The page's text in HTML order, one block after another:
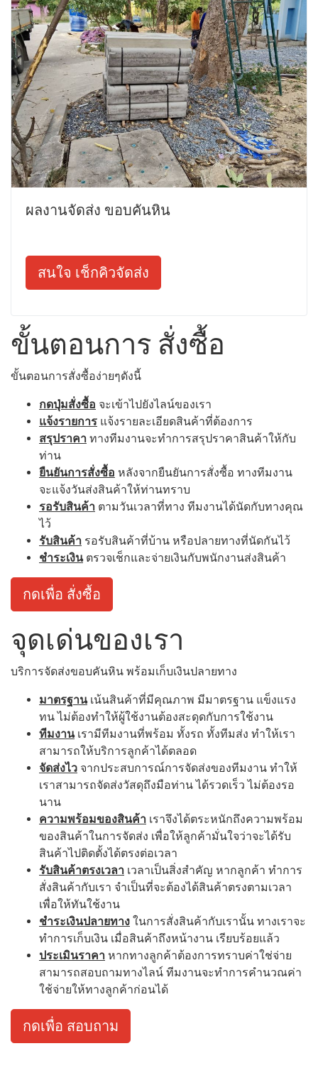
ผลงานจัดส่ง ขอบคันหิน
สนใจ เช็กคิวจัดส่ง
ขั้นตอนการ สั่งซื้อ
ขั้นตอนการสั่งซื้อง่ายๆดังนี้
กดปุ่มสั่งซื้อ จะเข้าไปยังไลน์ของเรา
แจ้งรายการ แจ้งรายละเอียดสินค้าที่ต้องการ
สรุปราคา ทางทีมงานจะทำการสรุปราคาสินค้าให้กับ
ท่าน
ยืนยันการสั่งซื้อ หลังจากยืนยันการสั่งซื้อ ทางทีมงาน
จะแจ้งวันส่งสินค้าให้ท่านทราบ
รอรับสินค้า ตามวันเวลาที่ทาง ทีมงานได้นัดกับทางคุณ
ไว้
รับสินค้า รอรับสินค้าที่บ้าน หรือปลายทางที่นัดกันไว้
ชำระเงินตรวจเช็กและจ่ายเงินกับพนักงานส่งสินค้า
กดเพื่อ สั่งซื้อ
จุดเด่นของเรา
บริการจัดส่งขอบคันหิน พร้อมเก็บเงินปลายทาง
มาตรฐานเน้นสินค้าที่มีคุณภาพ มีมาตรฐาน แข็งแรง
ทน ไม่ต้องทำให้ผู้ใช้งานต้องสะดุดกับการใช้งาน
ทีมงานเรามีทีมงานที่พร้อม ทั้งรถ ทั้งทีมส่ง ทำให้เรา
สามารถให้บริการลูกค้าได้ตลอด
จัดส่งไว จากประสบการณ์การจัดส่งของทีมงาน ทำให้
เราสามารถจัดส่งวัสดุถึงมือท่าน ได้รวดเร็ว ไม่ต้องรอ
นาน
ความพร้อมของสินค้า เราจึงได้ตระหนักถึงความพร้อม
ของสินค้าในการจัดส่ง เพื่อให้ลูกค้ามั่นใจว่าจะได้รับ
สินค้าไปติดตั้งได้ตรงต่อเวลา
รับสินค้าตรงเวลา เวลาเป็นสิ่งสำคัญ หากลูกค้า ทำการ
สั่งสินค้ากับเรา จำเป็นที่จะต้องได้สินค้าตรงตามเวลา
เพื่อให้ทันใช้งาน
ชำระเงินปลายทาง ในการสั่งสินค้ากับเรานั้น ทางเราจะ
ทำการเก็บเงิน เมื่อสินค้าถึงหน้างาน เรียบร้อยแล้ว
ประเมินราคา หากทางลูกค้าต้องการทราบค่าใช่จ่าย
สามารถสอบถามทางไลน์ ทีมงานจะทำการคำนวณค่า
ใช้จ่ายให้ทางลูกค้าก่อนได้
กดเพื่อ สอบถาม